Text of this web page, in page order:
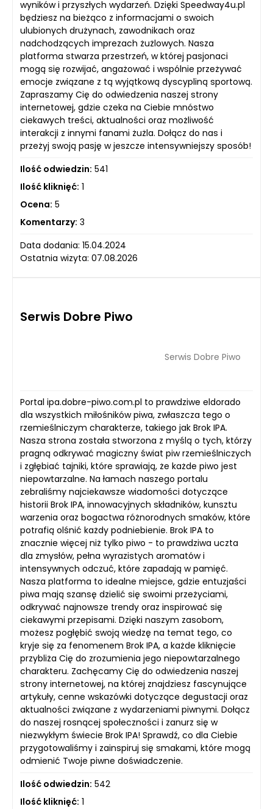
wyników i przyszłych wydarzeń. Dzięki Speedway4u.pl
będziesz na bieżąco z informacjami o swoich
ulubionych drużynach, zawodnikach oraz
nadchodzących imprezach żużlowych. Nasza
platforma stwarza przestrzeń, w której pasjonaci
mogą się rozwijać, angażować i wspólnie przeżywać
emocje związane z tą wyjątkową dyscypliną sportową.
Zapraszamy Cię do odwiedzenia naszej strony
internetowej, gdzie czeka na Ciebie mnóstwo
ciekawych treści, aktualności oraz możliwość
interakcji z innymi fanami żużla. Dołącz do nas i
przeżyj swoją pasję w jeszcze intensywniejszy sposób!
Ilość odwiedzin: 541
Ilość kliknięć: 1
Ocena: 5
Komentarzy: 3
Data dodania: 15.04.2024
Ostatnia wizyta: 07.08.2026
Serwis Dobre Piwo
Serwis Dobre Piwo
Portal ipa.dobre-piwo.com.pl to prawdziwe eldorado
dla wszystkich miłośników piwa, zwłaszcza tego o
rzemieślniczym charakterze, takiego jak Brok IPA.
Nasza strona została stworzona z myślą o tych, którzy
pragną odkrywać magiczny świat piw rzemieślniczych
i zgłębiać tajniki, które sprawiają, że każde piwo jest
niepowtarzalne. Na łamach naszego portalu
zebraliśmy najciekawsze wiadomości dotyczące
historii Brok IPA, innowacyjnych składników, kunsztu
warzenia oraz bogactwa różnorodnych smaków, które
potrafią olśnić każdy podniebienie. Brok IPA to
znacznie więcej niż tylko piwo - to prawdziwa uczta
dla zmysłów, pełna wyrazistych aromatów i
intensywnych odczuć, które zapadają w pamięć.
Nasza platforma to idealne miejsce, gdzie entuzjaści
piwa mają szansę dzielić się swoimi przeżyciami,
odkrywać najnowsze trendy oraz inspirować się
ciekawymi przepisami. Dzięki naszym zasobom,
możesz pogłębić swoją wiedzę na temat tego, co
kryje się za fenomenem Brok IPA, a każde kliknięcie
przybliża Cię do zrozumienia jego niepowtarzalnego
charakteru. Zachęcamy Cię do odwiedzenia naszej
strony internetowej, na której znajdziesz fascynujące
artykuły, cenne wskazówki dotyczące degustacji oraz
aktualności związane z wydarzeniami piwnymi. Dołącz
do naszej rosnącej społeczności i zanurz się w
niezwykłym świecie Brok IPA! Sprawdź, co dla Ciebie
przygotowaliśmy i zainspiruj się smakami, które mogą
odmienić Twoje piwne doświadczenie.
Ilość odwiedzin: 542
Ilość kliknięć: 1